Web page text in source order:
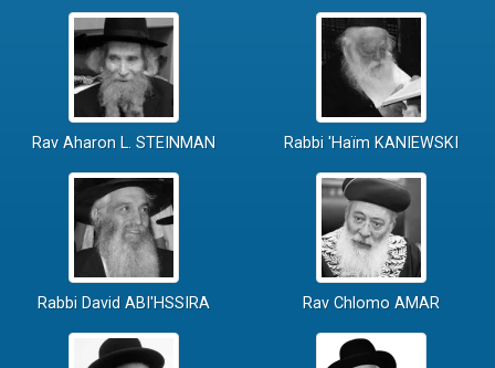
Rav Aharon L. STEINMAN Rabbi 'Haïm KANIEWSKI
Rabbi David ABI'HSSIRA Rav Chlomo AMAR